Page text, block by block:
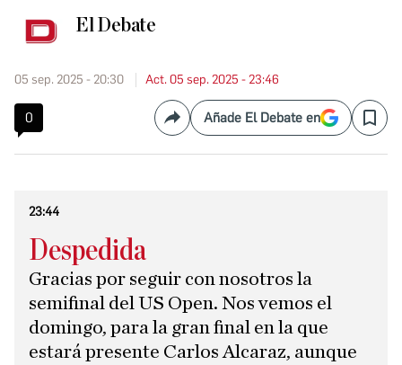
El Debate
05 sep. 2025 - 20:30 Act. 05 sep. 2025 - 23:46
0 CompartirAñade El Debate en Save
23:44
Despedida
Gracias por seguir con nosotros la
semifinal del US Open. Nos vemos el
domingo, para la gran final en la que
estará presente Carlos Alcaraz, aunque